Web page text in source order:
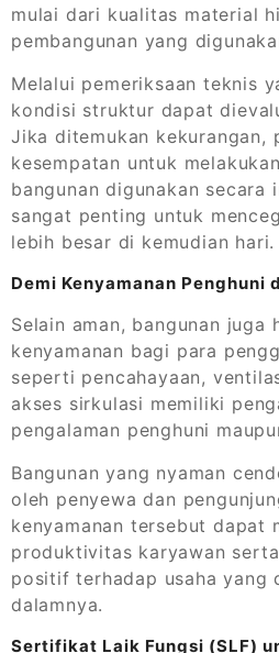
mulai dari kualitas material
pembangunan yang
Melalui pemeriksaan teknis
kondisi struktur dapat
Jika ditemukan kekurangan,
kesempatan untuk
bangunan digunakan secara
sangat penting untuk
lebih besar di kemudian hari.
Demi Kenyamanan Penghuni
Selain aman, bangunan juga
kenyamanan bagi para
seperti pencahayaan,
akses sirkulasi memiliki
pengalaman penghuni
Bangunan yang nyaman
oleh penyewa dan
kenyamanan tersebut dapat
produktivitas karyawan
positif terhadap usaha yang
dalamnya.
Sertifikat Laik Fungsi (SLF)